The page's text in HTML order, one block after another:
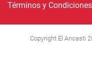
Términos y Condiciones
Copyright El Ancasti